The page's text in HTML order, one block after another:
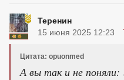
Теренин
15 июня 2025 12:23
Цитата: opuonmed
А вы так и не поняли: